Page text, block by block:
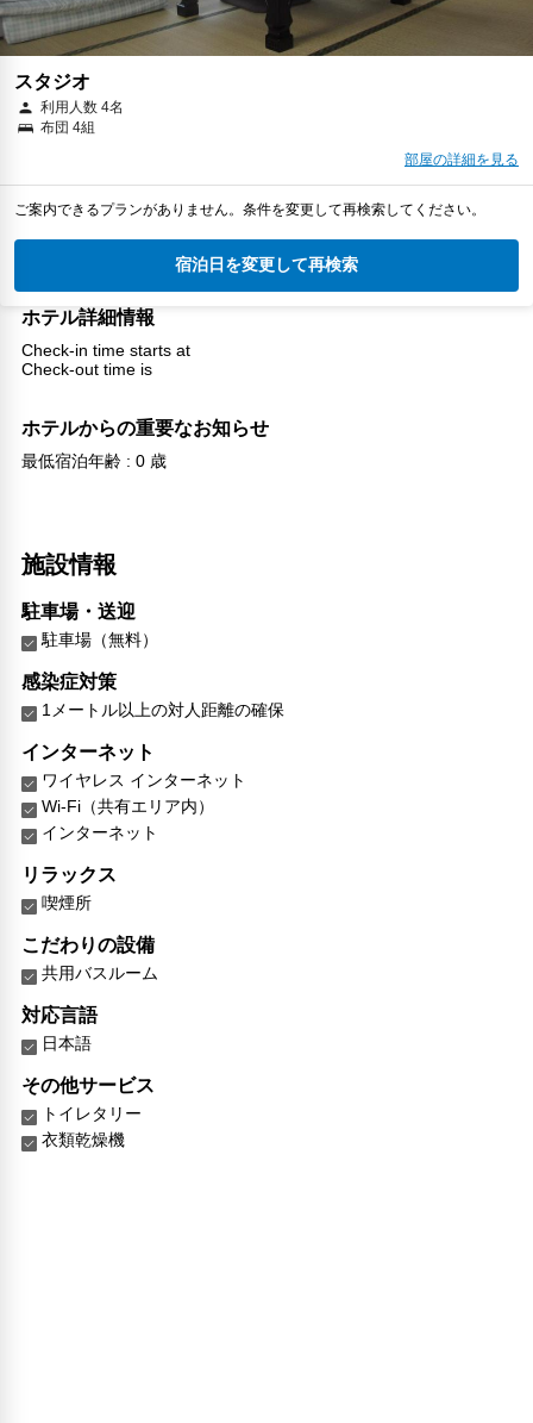
スタジオ
利用人数 4名
布団 4組
部屋の詳細を見る
ご案内できるプランがありません。条件を変更して再検索してください。
宿泊日を変更して再検索
ホテル詳細情報
Check-in time starts at
Check-out time is
ホテルからの重要なお知らせ
最低宿泊年齢 : 0 歳
施設情報
駐車場・送迎
駐車場（無料）
感染症対策
1メートル以上の対人距離の確保
インターネット
ワイヤレス インターネット
Wi-Fi（共有エリア内）
インターネット
リラックス
喫煙所
こだわりの設備
共用バスルーム
対応言語
日本語
その他サービス
トイレタリー
衣類乾燥機